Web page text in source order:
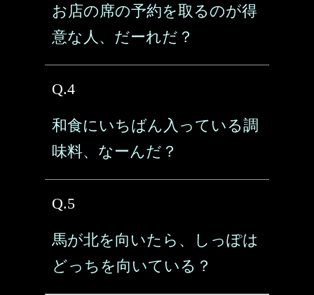
お店の席の予約を取るのが得
意な人、だーれだ？
Q.4
和食にいちばん入っている調
味料、なーんだ？
Q.5
馬が北を向いたら、しっぽは
どっちを向いている？